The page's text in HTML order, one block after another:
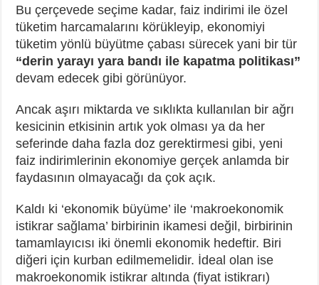
Bu çerçevede seçime kadar, faiz indirimi ile özel
tüketim harcamalarını körükleyip, ekonomiyi
tüketim yönlü büyütme çabası sürecek yani bir tür
“derin yarayı yara bandı ile kapatma politikası”
devam edecek gibi görünüyor.
Ancak aşırı miktarda ve sıklıkta kullanılan bir ağrı
kesicinin etkisinin artık yok olması ya da her
seferinde daha fazla doz gerektirmesi gibi, yeni
faiz indirimlerinin ekonomiye gerçek anlamda bir
faydasının olmayacağı da çok açık.
Kaldı ki ‘ekonomik büyüme’ ile ‘makroekonomik
istikrar sağlama’ birbirinin ikamesi değil, birbirinin
tamamlayıcısı iki önemli ekonomik hedeftir. Biri
diğeri için kurban edilmemelidir. İdeal olan ise
makroekonomik istikrar altında (fiyat istikrarı)